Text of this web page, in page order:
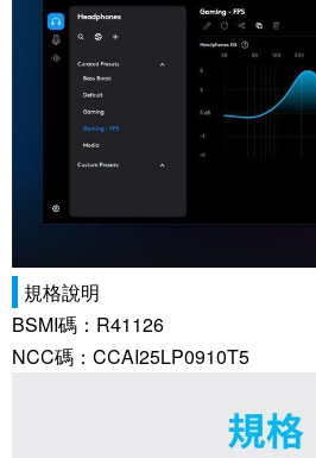
規格說明
BSMI碼：R41126
NCC碼：CCAI25LP0910T5